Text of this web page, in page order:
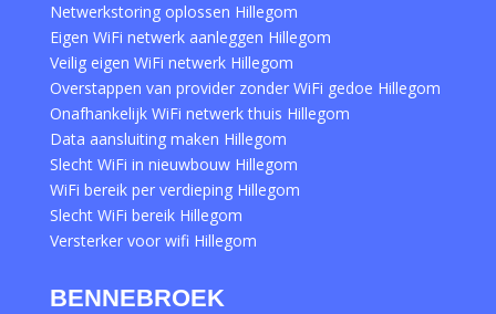
Netwerkstoring oplossen Hillegom
Eigen WiFi netwerk aanleggen Hillegom
Veilig eigen WiFi netwerk Hillegom
Overstappen van provider zonder WiFi gedoe Hillegom
Onafhankelijk WiFi netwerk thuis Hillegom
Data aansluiting maken Hillegom
Slecht WiFi in nieuwbouw Hillegom
WiFi bereik per verdieping Hillegom
Slecht WiFi bereik Hillegom
Versterker voor wifi Hillegom
BENNEBROEK